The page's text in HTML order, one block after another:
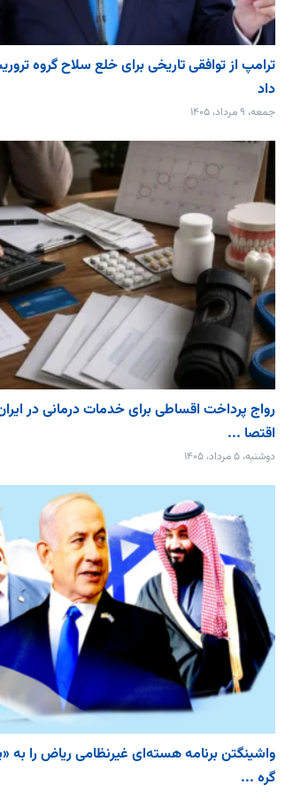
ترامپ از توافقی تاریخی برای خلع ‌سلاح گروه
داد
جمعه، ۹ مرداد، ۱۴۰۵
رواج پرداخت اقساطی برای خدمات درمانی در
اقتصا ...
دوشنبه، ۵ مرداد، ۱۴۰۵
واشینگتن برنامه هسته‌ای غیرنظامی ریاض را به
گره ...